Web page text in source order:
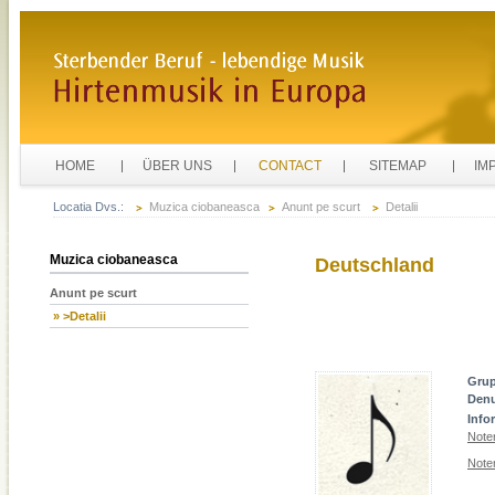
HOME ÜBER UNS CONTACT SITEMAP
Locatia Dvs.: Muzica ciobaneasca Anunt pe scurt Detalii
Muzica ciobaneasca
Anunt pe scurt
» >Detalii
Deutschland